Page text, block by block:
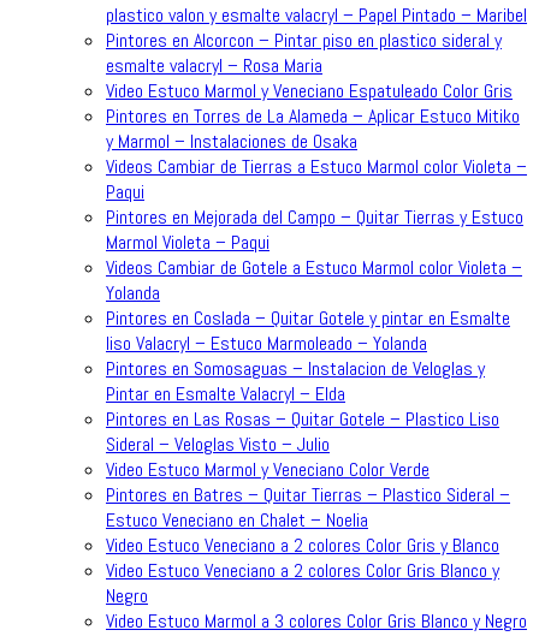
plastico valon y esmalte valacryl – Papel Pintado – Maribel
Pintores en Alcorcon – Pintar piso en plastico sideral y
esmalte valacryl – Rosa Maria
Video Estuco Marmol y Veneciano Espatuleado Color Gris
Pintores en Torres de La Alameda – Aplicar Estuco Mitiko
y Marmol – Instalaciones de Osaka
Videos Cambiar de Tierras a Estuco Marmol color Violeta –
Paqui
Pintores en Mejorada del Campo – Quitar Tierras y Estuco
Marmol Violeta – Paqui
Videos Cambiar de Gotele a Estuco Marmol color Violeta –
Yolanda
Pintores en Coslada – Quitar Gotele y pintar en Esmalte
liso Valacryl – Estuco Marmoleado – Yolanda
Pintores en Somosaguas – Instalacion de Veloglas y
Pintar en Esmalte Valacryl – Elda
Pintores en Las Rosas – Quitar Gotele – Plastico Liso
Sideral – Veloglas Visto – Julio
Video Estuco Marmol y Veneciano Color Verde
Pintores en Batres – Quitar Tierras – Plastico Sideral –
Estuco Veneciano en Chalet – Noelia
Video Estuco Veneciano a 2 colores Color Gris y Blanco
Video Estuco Veneciano a 2 colores Color Gris Blanco y
Negro
Video Estuco Marmol a 3 colores Color Gris Blanco y Negro